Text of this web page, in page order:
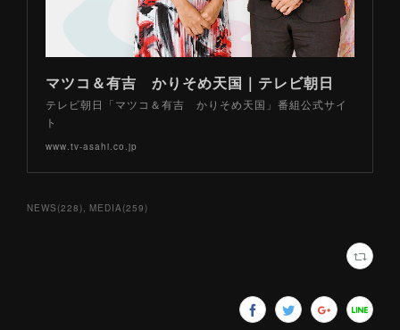
マツコ＆有吉 かりそめ天国｜テレビ朝日
テレビ朝日「マツコ＆有吉 かりそめ天国」番組公式サイ
ト
www.tv-asahi.co.jp
NEWS (228) MEDIA(259)